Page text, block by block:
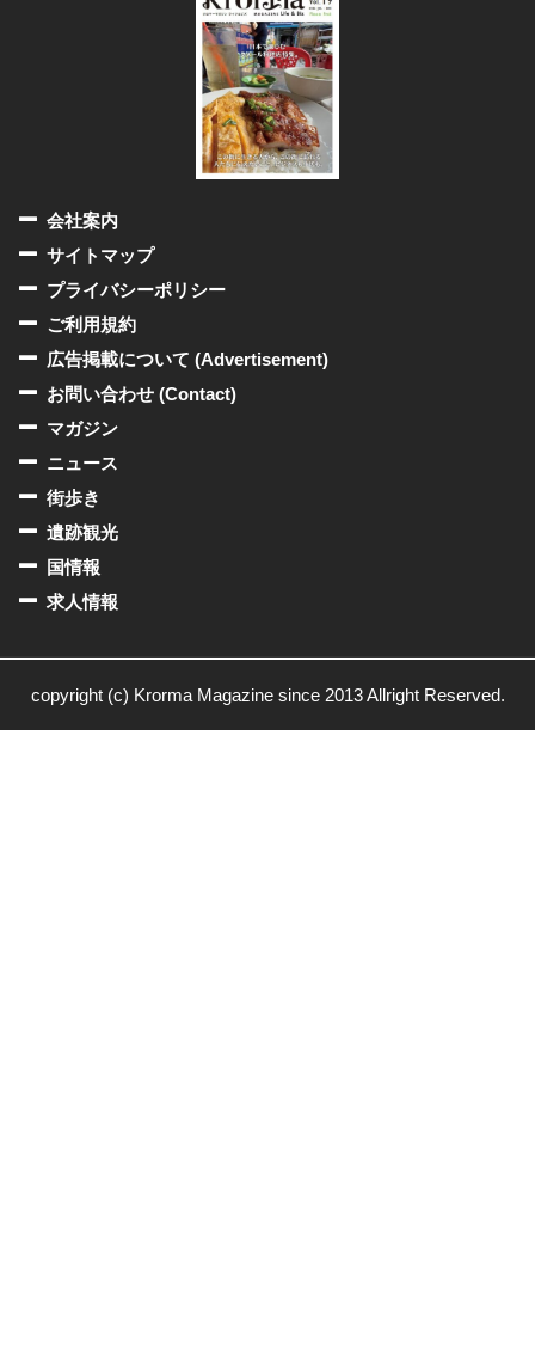
会社案内
サイトマップ
プライバシーポリシー
ご利用規約
広告掲載について (Advertisement)
お問い合わせ (Contact)
マガジン
ニュース
街歩き
遺跡観光
国情報
求人情報
copyright (c) Krorma Magazine since 2013 Allright Reserved.